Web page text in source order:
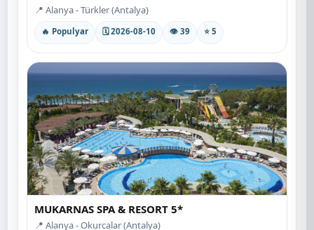
📍 Alanya - Türkler (Antalya)
🔥 Populyar 🗓 2026-08-10 👁 39 ⭐ 5
MUKARNAS SPA & RESORT 5*
📍 Alanya - Okurcalar (Antalya)